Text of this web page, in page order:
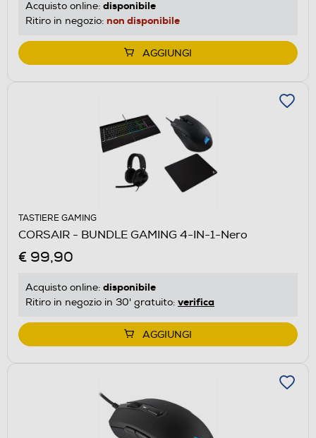
Acquisto online: disponibile
Ritiro in negozio: non disponibile
AGGIUNGI
TASTIERE GAMING
CORSAIR - BUNDLE GAMING 4-IN-1-Nero
€ 99,90
Acquisto online: disponibile
Ritiro in negozio in 30' gratuito: verifica
AGGIUNGI